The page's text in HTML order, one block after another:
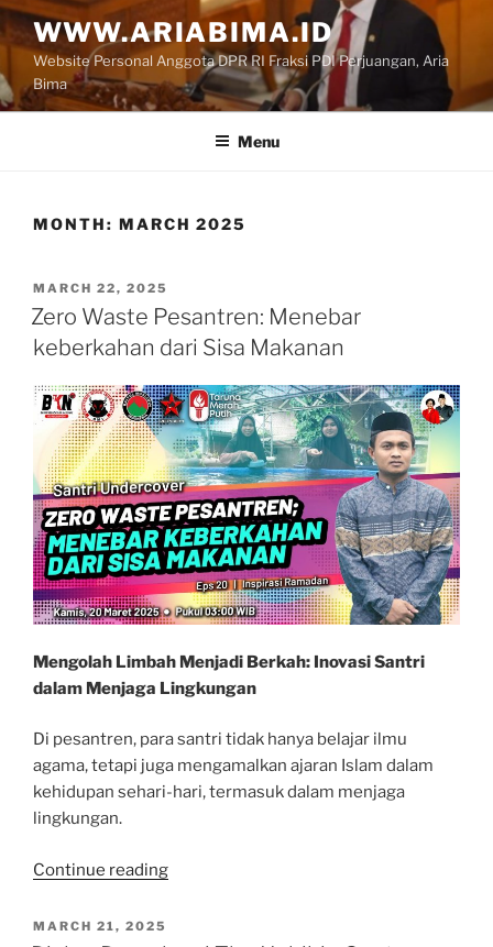
Skip
to
content
WWW.ARIABIMA.ID
Website Personal Anggota DPR RI Fraksi PDI Perjuangan, Aria
Bima
Menu
MONTH: MARCH 2025
POSTED
ON
MARCH 22, 2025
Zero Waste Pesantren: Menebar
keberkahan dari Sisa Makanan
Mengolah Limbah Menjadi Berkah: Inovasi Santri
dalam Menjaga Lingkungan
Di pesantren, para santri tidak hanya belajar ilmu
agama, tetapi juga mengamalkan ajaran Islam dalam
kehidupan sehari-hari, termasuk dalam menjaga
lingkungan.
Continue reading“Zero
POSTED
MARCH 21, 2025